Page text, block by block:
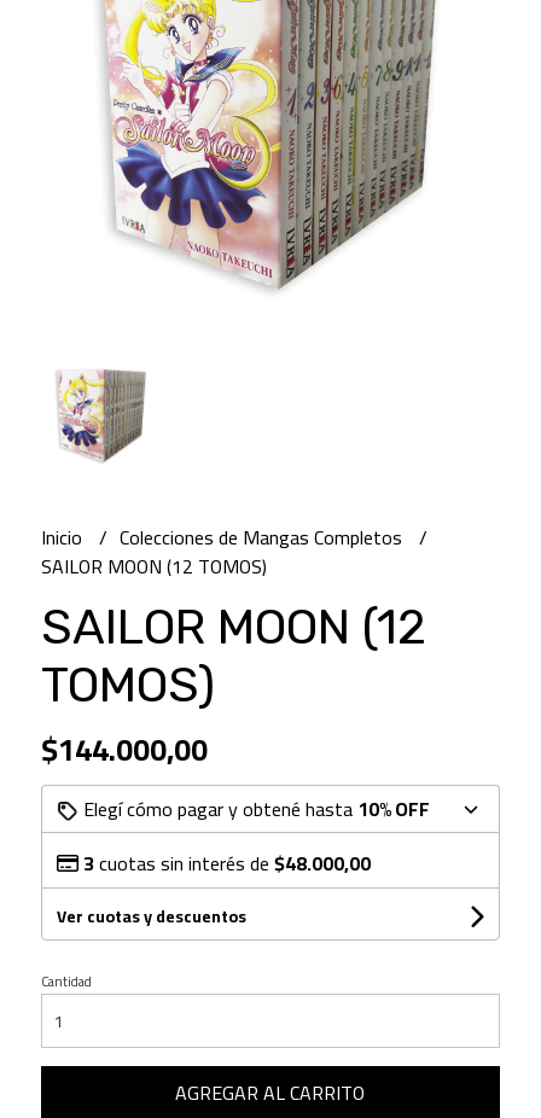
Inicio
Colecciones de Mangas Completos
SAILOR MOON (12 TOMOS)
SAILOR MOON (12
TOMOS)
$144.000,00
Elegí cómo pagar y obtené hasta 10% OFF
3cuotas sin interés de$48.000,00
Ver cuotas y descuentos
Cantidad
AGREGAR AL CARRITO